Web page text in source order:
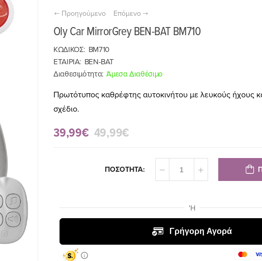
Προηγούμενο Επόμενο
Oly Car MirrorGrey BEN-BAT BM710
ΚΩΔΙΚΟΣ: BM710
ΕΤΑΙΡΙΑ: BEN-BAT
Διαθεσιμότητα: Άμεσα Διαθέσιμο
Πρωτότυπος καθρέφτης αυτοκινήτου με λευκούς ήχους
σχέδιο.
39,99€ 49,99€
ΠΟΣΟΤΗΤΑ: